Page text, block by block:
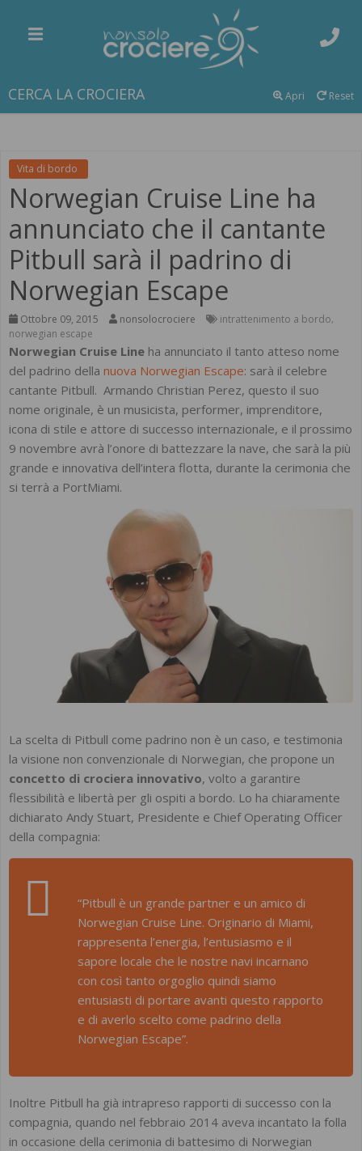
CERCA LA CROCIERA Reset
Apri
Vita di bordo
Norwegian Cruise Line ha
annunciato che il cantante
Pitbull sarà il padrino di
Norwegian Escape
Ottobre 09, 2015 nonsolocrociere intrattenimento a bordo,
norwegian escape
Norwegian Cruise Line ha annunciato il tanto atteso nome
del padrino della nuova Norwegian Escape: sarà il celebre
cantante Pitbull. Armando Christian Perez, questo il suo
nome originale, è un musicista, performer, imprenditore,
icona di stile e attore di successo internazionale, e il prossimo
9 novembre avrà l’onore di battezzare la nave, che sarà la più
grande e innovativa dell’intera flotta, durante la cerimonia che
si terrà a PortMiami.
La scelta di Pitbull come padrino non è un caso, e testimonia
la visione non convenzionale di Norwegian, che propone un
concetto di crociera innovativo, volto a garantire
flessibilità e libertà per gli ospiti a bordo. Lo ha chiaramente
dichiarato Andy Stuart, Presidente e Chief Operating Officer
della compagnia:
“Pitbull è un grande partner e un amico di
Norwegian Cruise Line. Originario di Miami,
rappresenta l’energia, l’entusiasmo e il
sapore locale che le nostre navi incarnano
con così tanto orgoglio quindi siamo
entusiasti di portare avanti questo rapporto
e di averlo scelto come padrino della
Norwegian Escape”.
Inoltre Pitbull ha già intrapreso rapporti di successo con la
compagnia, quando nel febbraio 2014 aveva incantato la folla
in occasione della cerimonia di battesimo di Norwegian